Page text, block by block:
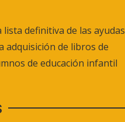
lista definitiva de las ayudas
adquisición de libros de
de educación infantil